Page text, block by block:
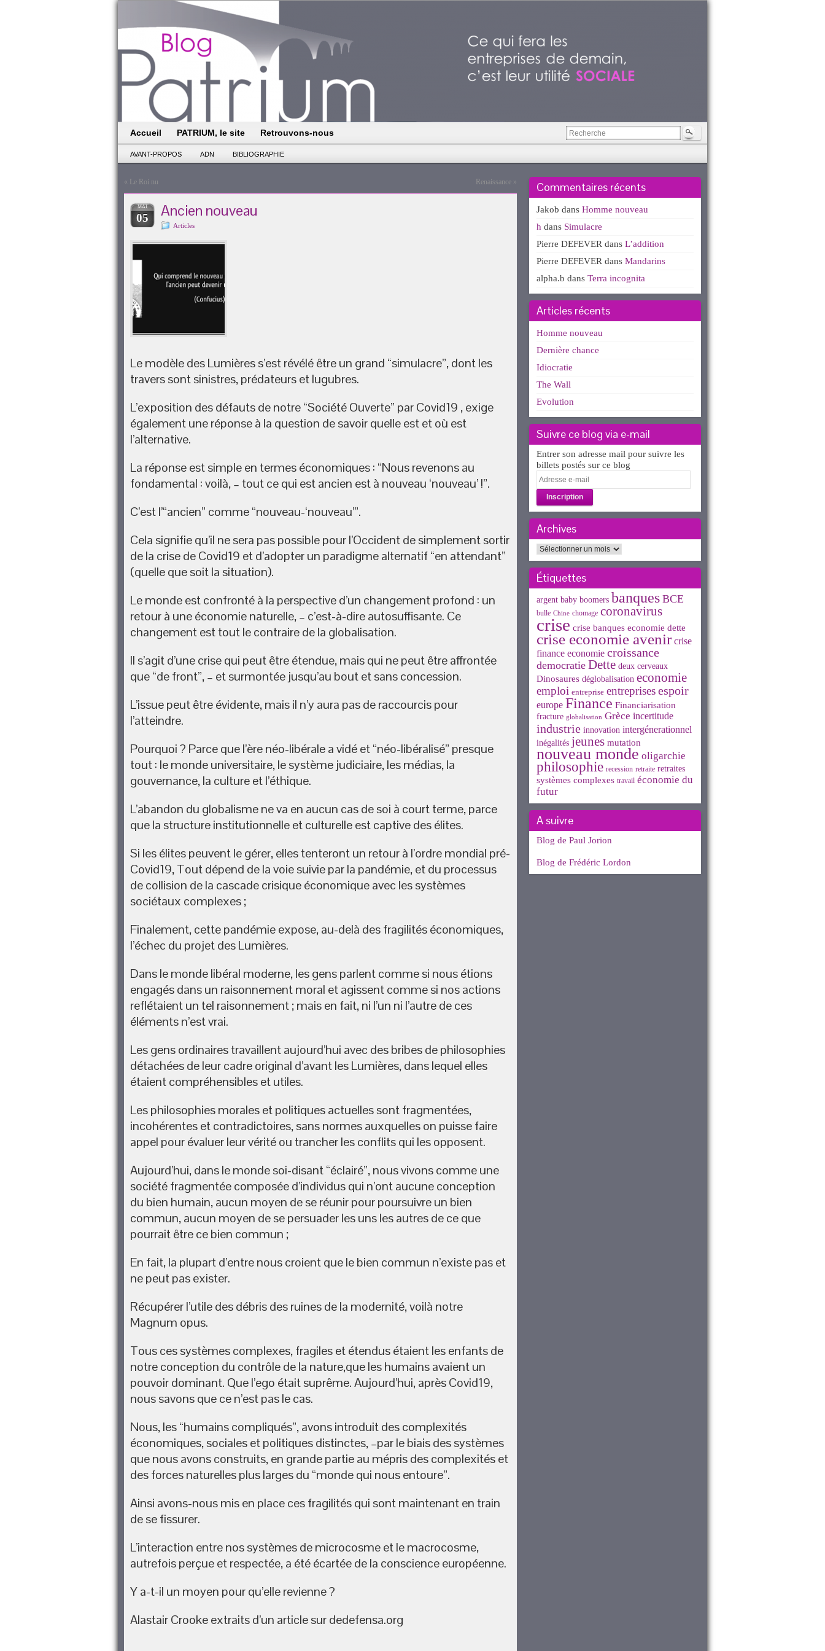
Accueil PATRIUM, le site Retrouvons-nous
AVANT-PROPOS ADN BIBLIOGRAPHIE
« Le Roi nu Renaissance »
MAI
05 Ancien nouveau
Articles
Le modèle des Lumières s’est révélé être un grand “simulacre”, dont les
travers sont sinistres, prédateurs et lugubres.
L’exposition des défauts de notre “Société Ouverte” par Covid19 , exige
également une réponse à la question de savoir quelle est et où est
l’alternative.
La réponse est simple en termes économiques : “Nous revenons au
fondamental : voilà, – tout ce qui est ancien est à nouveau ‘nouveau’ !”.
C’est l’“ancien” comme “nouveau-‘nouveau’”.
Cela signifie qu’il ne sera pas possible pour l’Occident de simplement sortir
de la crise de Covid19 et d’adopter un paradigme alternatif “en attendant”
(quelle que soit la situation).
Le monde est confronté à la perspective d’un changement profond : un
retour à une économie naturelle, – c’est-à-dire autosuffisante. Ce
changement est tout le contraire de la globalisation.
Il s’agit d’une crise qui peut être étendue, mais qui ne peut être affrontée
que “de front”, – et surmontée jusqu’au bout et sans concession.
L’issue peut être évidente, mais il n’y aura pas de raccourcis pour
l’atteindre.
Pourquoi ? Parce que l’ère néo-libérale a vidé et “néo-libéralisé” presque
tout : le monde universitaire, le système judiciaire, les médias, la
gouvernance, la culture et l’éthique.
L’abandon du globalisme ne va en aucun cas de soi à court terme, parce
que la structure institutionnelle et culturelle est captive des élites.
Si les élites peuvent le gérer, elles tenteront un retour à l’ordre mondial pré-
Covid19, Tout dépend de la voie suivie par la pandémie, et du processus
de collision de la cascade crisique économique avec les systèmes
sociétaux complexes ;
Finalement, cette pandémie expose, au-delà des fragilités économiques,
l’échec du projet des Lumières.
Dans le monde libéral moderne, les gens parlent comme si nous étions
engagés dans un raisonnement moral et agissent comme si nos actions
reflétaient un tel raisonnement ; mais en fait, ni l’un ni l’autre de ces
éléments n’est vrai.
Les gens ordinaires travaillent aujourd’hui avec des bribes de philosophies
détachées de leur cadre original d’avant les Lumières, dans lequel elles
étaient compréhensibles et utiles.
Les philosophies morales et politiques actuelles sont fragmentées,
incohérentes et contradictoires, sans normes auxquelles on puisse faire
appel pour évaluer leur vérité ou trancher les conflits qui les opposent.
Aujourd’hui, dans le monde soi-disant “éclairé”, nous vivons comme une
société fragmentée composée d’individus qui n’ont aucune conception
du bien humain, aucun moyen de se réunir pour poursuivre un bien
commun, aucun moyen de se persuader les uns les autres de ce que
pourrait être ce bien commun ;
En fait, la plupart d’entre nous croient que le bien commun n’existe pas et
ne peut pas exister.
Récupérer l’utile des débris des ruines de la modernité, voilà notre
Magnum opus.
Tous ces systèmes complexes, fragiles et étendus étaient les enfants de
notre conception du contrôle de la nature,que les humains avaient un
pouvoir dominant. Que l’ego était suprême. Aujourd’hui, après Covid19,
nous savons que ce n’est pas le cas.
Nous, les “humains compliqués”, avons introduit des complexités
économiques, sociales et politiques distinctes, –par le biais des systèmes
que nous avons construits, en grande partie au mépris des complexités et
des forces naturelles plus larges du “monde qui nous entoure”.
Ainsi avons-nous mis en place ces fragilités qui sont maintenant en train
de se fissurer.
L’interaction entre nos systèmes de microcosme et le macrocosme,
autrefois perçue et respectée, a été écartée de la conscience européenne.
Y a-t-il un moyen pour qu’elle revienne ?
Alastair Crooke extraits d’un article sur dedefensa.org
Commentaires récents
Jakob dans Homme nouveau
h dans Simulacre
Pierre DEFEVER dans L’addition
Pierre DEFEVER dans Mandarins
alpha.b dans Terra incognita
Articles récents
Homme nouveau
Dernière chance
Idiocratie
The Wall
Evolution
Suivre ce blog via e-mail
Entrer son adresse mail pour suivre les
billets postés sur ce blog
Adresse
e-
mail
Archives
Archives
Étiquettes
argent baby boomers banques BCE
bulle Chine chomage coronavirus
crise crise banques economie dette
crise economie avenir crise
finance economie croissance
democratie Dette deux cerveaux
Dinosaures déglobalisation economie
emploi entreprise entreprisesespoir
europe Finance Financiarisation
fracture globalisation Grèce incertitude
industrie innovation intergénerationnel
inégalités jeunes mutation
nouveau monde oligarchie
philosophie recession retraite retraites
systèmes complexes travail économie du
futur
A suivre
Blog de Paul Jorion
Blog de Frédéric Lordon